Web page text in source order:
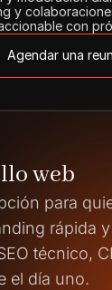
y
con
Agendar una
web
para
rápida
técnico,
el día uno.